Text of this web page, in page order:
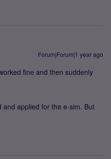
Forum|Forum|1 year ago
fine and then suddenly
applied for the e-sim. But